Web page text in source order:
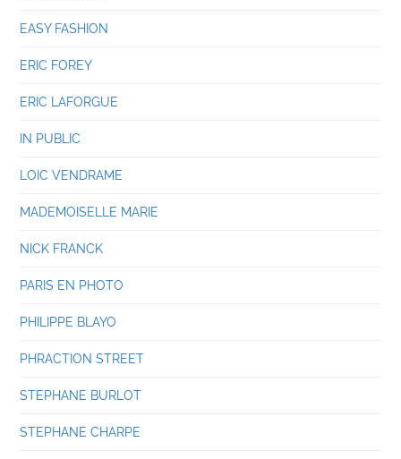
EASY FASHION
ERIC FOREY
ERIC LAFORGUE
IN PUBLIC
LOIC VENDRAME
MADEMOISELLE MARIE
NICK FRANCK
PARIS EN PHOTO
PHILIPPE BLAYO
PHRACTION STREET
STEPHANE BURLOT
STEPHANE CHARPE